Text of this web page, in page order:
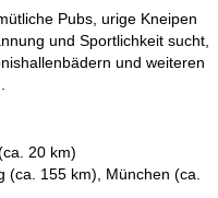
Pubs, urige Kneipen
und Sportlichkeit sucht,
und weiteren
20 km)
(ca. 155 km), München (ca.